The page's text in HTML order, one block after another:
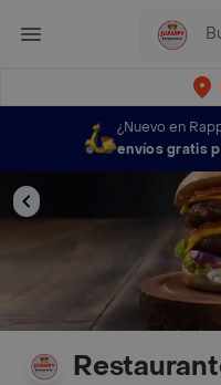
¿Nuevo en
envíos gratis